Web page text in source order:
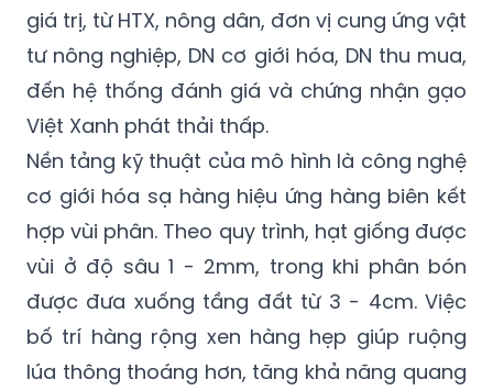
giá trị, từ HTX, nông dân, đơn vị cung ứng vật
tư nông nghiệp, DN cơ giới hóa, DN thu mua,
đến hệ thống đánh giá và chứng nhận gạo
Việt Xanh phát thải thấp.
Nền tảng kỹ thuật của mô hình là công nghệ
cơ giới hóa sạ hàng hiệu ứng hàng biên kết
hợp vùi phân. Theo quy trình, hạt giống được
vùi ở độ sâu 1 - 2mm, trong khi phân bón
được đưa xuống tầng đất từ 3 - 4cm. Việc
bố trí hàng rộng xen hàng hẹp giúp ruộng
lúa thông thoáng hơn, tăng khả năng quang